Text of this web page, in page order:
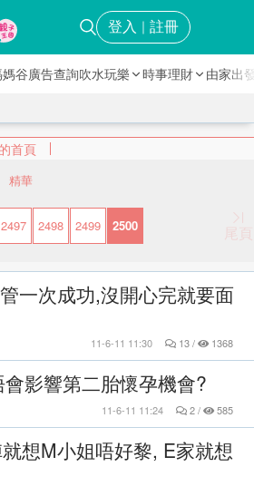
登入 ｜ 註冊
谷廣告查詢吹水玩樂 時事理財 由家出
首頁
精華
2497 2498 2499 2500 尾頁
一次成功,沒開心完就要面
13 / 1368
11-6-11 11:30
影響第二胎懷孕機會?
2 / 585
11-6-11 11:24
想M小姐唔好黎, E家就想